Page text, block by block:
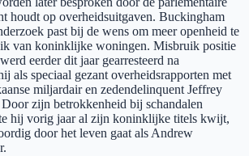
houdt op overheidsuitgaven. Buckingham
past bij de wens om meer openheid te
van koninklijke woningen. Misbruik positie
eerder dit jaar gearresteerd na
als speciaal gezant overheidsrapporten met
miljardair en zedendelinquent Jeffrey
zijn betrokkenheid bij schandalen
hij vorig jaar al zijn koninklijke titels kwijt,
door het leven gaat als Andrew